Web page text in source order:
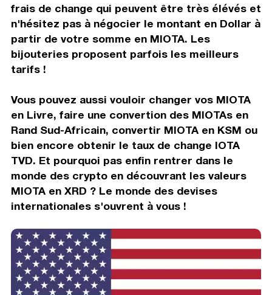
frais de change qui peuvent être très élévés et
n'hésitez pas à négocier le montant en Dollar à
partir de votre somme en MIOTA. Les
bijouteries proposent parfois les meilleurs
tarifs !
Vous pouvez aussi vouloir changer vos MIOTA
en Livre, faire une convertion des MIOTAs en
Rand Sud-Africain, convertir MIOTA en KSM ou
bien encore obtenir le taux de change IOTA
TVD. Et pourquoi pas enfin rentrer dans le
monde des crypto en découvrant les valeurs
MIOTA en XRD ? Le monde des devises
internationales s'ouvrent à vous !